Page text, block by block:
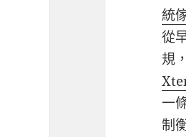
統
從
規
一
制